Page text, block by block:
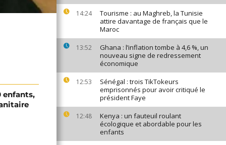
14:24
Tourisme : au Maghreb, la Tunisie
attire davantage de français que le
Maroc
13:52
Ghana : l’inflation tombe à 4,6 %, un
nouveau signe de redressement
économique
12:53
Sénégal : trois TikTokeurs
emprisonnés pour avoir critiqué le
président Faye
12:48
Kenya : un fauteuil roulant
écologique et abordable pour les
enfants
enfants,